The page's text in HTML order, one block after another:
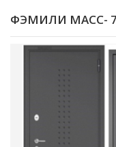
ФЭМИЛИ МАСС-